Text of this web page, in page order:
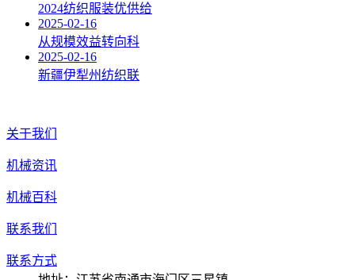
2024纺织服装优供给
2025-02-16
从规模效益转向科
2025-02-16
新疆伊犁州纺织联
关于我们
机械资讯
机械百科
联系我们
联系方式